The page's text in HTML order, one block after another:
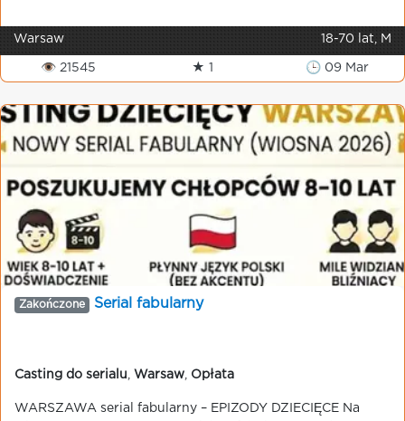
Warsaw 18-70 lat, M
👁 21545 ★ 1 🕒 09 Mar
Zakończone Serial fabularny
Casting do serialu Warsaw Opłata
WARSZAWA serial fabularny – EPIZODY DZIECIĘCE Na